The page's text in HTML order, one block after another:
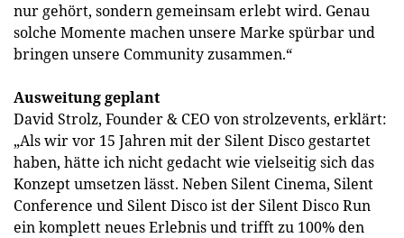
nur gehört, sondern gemeinsam erlebt wird. Genau
solche Momente machen unsere Marke spürbar und
bringen unsere Community zusammen.“
Ausweitung geplant
David Strolz, Founder & CEO von strolzevents, erklärt:
„Als wir vor 15 Jahren mit der Silent Disco gestartet
haben, hätte ich nicht gedacht wie vielseitig sich das
Konzept umsetzen lässt. Neben Silent Cinema, Silent
Conference und Silent Disco ist der Silent Disco Run
ein komplett neues Erlebnis und trifft zu 100% den